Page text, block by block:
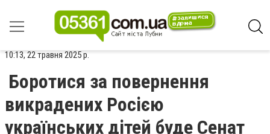
10:13, 22 травня 2025 р.
Боротися за повернення
викрадених Росією
українських дітей буде Сенат